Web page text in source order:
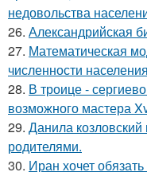
недовольства
26. Александрийская
27. Математическая
численности
28. В троице -
возможного мастера
29. Данила
родителями.
30. Иран хочет